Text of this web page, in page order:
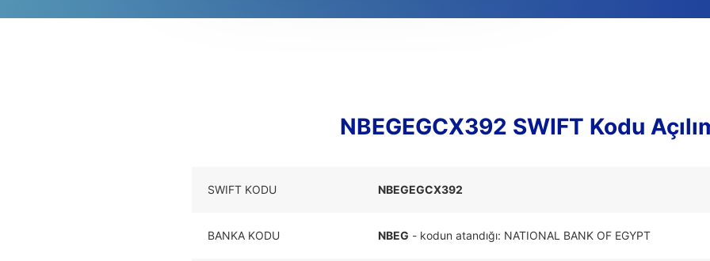
NBEGEGCX392 SWIFT Kodu
SWIFT KODU NBEGEGCX392
BANKA KODU NBEG - kodun atandığı: NATIONAL BANK OF EGYPT